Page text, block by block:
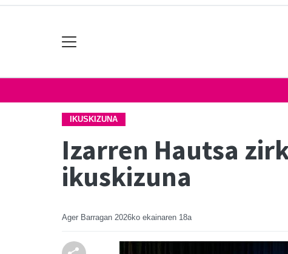
IKUSKIZUNA
Izarren Hautsa
ikuskizuna
Ager Barragan 2026ko ekainaren 18a